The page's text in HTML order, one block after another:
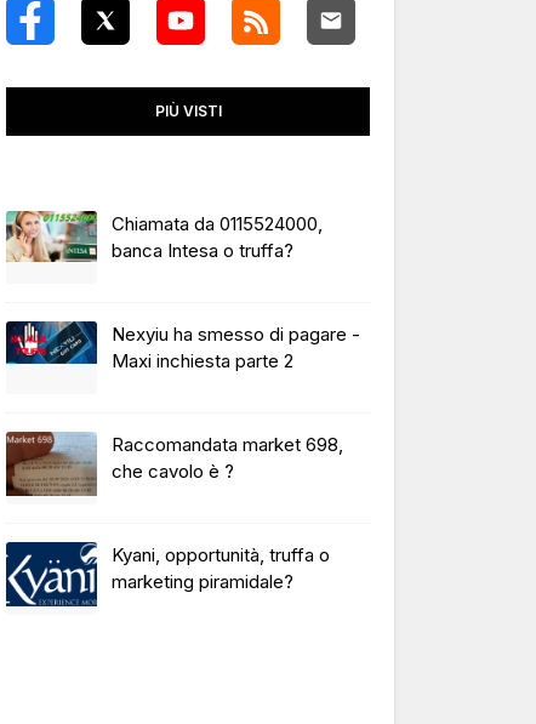
PIÙ VISTI
Chiamata da 0115524000,
banca Intesa o truffa?
Nexyiu ha smesso di pagare -
Maxi inchiesta parte 2
Raccomandata market 698,
che cavolo è ?
Kyani, opportunità, truffa o
marketing piramidale?